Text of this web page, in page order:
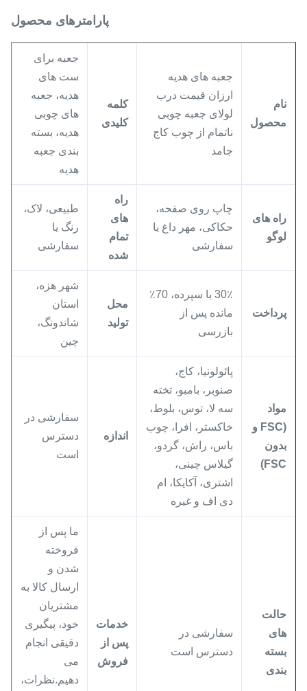
پارامترهای محصول
نام
محصول
جعبه های هدیه
ارزان قیمت درب
لولای جعبه چوبی
ناتمام از چوب کاج
جامد
کلمه
کلیدی
جعبه برای
ست های
هدیه، جعبه
های چوبی
هدیه، بسته
بندی جعبه
هدیه
راه های
لوگو
چاپ روی صفحه،
حکاکی، مهر داغ یا
سفارشی
راه
های
تمام
شده
طبیعی، لاک،
رنگ یا
سفارشی
پرداخت
30٪ با سپرده، 70٪
مانده پس از
بازرسی
محل
تولید
شهر هزه،
استان
شاندونگ،
چین
مواد
(FSC و
بدون
FSC)
پائولونیا، کاج،
صنوبر، بامبو، تخته
سه لا، توس، بلوط،
خاکستر، افرا، چوب
باس، راش، گردو،
گیلاس چینی،
اشتری، آکایکا، ام
دی اف و غیره
اندازه
سفارشی در
دسترس
است
حالت
های
بسته
بندی
سفارشی در
دسترس است
خدمات
پس از
فروش
ما پس از
فروخته
شدن و
ارسال کالا به
مشتریان
خود، پیگیری
دقیقی انجام
می
دهیم.نظرات،